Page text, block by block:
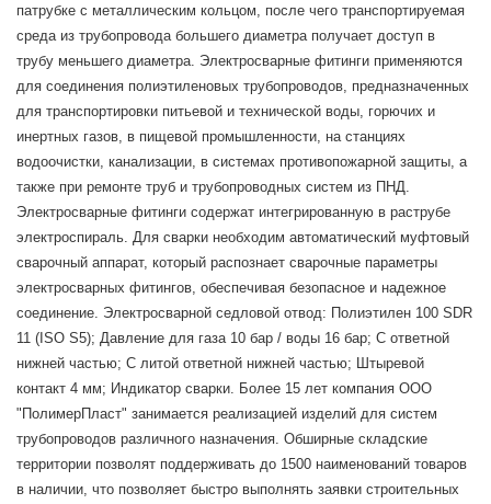
патрубке с металлическим кольцом, после чего транспортируемая
среда из трубопровода большего диаметра получает доступ в
трубу меньшего диаметра. Электросварные фитинги применяются
для соединения полиэтиленовых трубопроводов, предназначенных
для транспортировки питьевой и технической воды, горючих и
инертных газов, в пищевой промышленности, на станциях
водоочистки, канализации, в системах противопожарной защиты, а
также при ремонте труб и трубопроводных систем из ПНД.
Электросварные фитинги содержат интегрированную в раструбе
электроспираль. Для сварки необходим автоматический муфтовый
сварочный аппарат, который распознает сварочные параметры
электросварных фитингов, обеспечивая безопасное и надежное
соединение. Электросварной седловой отвод: Полиэтилен 100 SDR
11 (ISO S5); Давление для газа 10 бар / воды 16 бар; С ответной
нижней частью; С литой ответной нижней частью; Штыревой
контакт 4 мм; Индикатор сварки. Более 15 лет компания ООО
"ПолимерПласт" занимается реализацией изделий для систем
трубопроводов различного назначения. Обширные складские
территории позволят поддерживать до 1500 наименований товаров
в наличии, что позволяет быстро выполнять заявки строительных